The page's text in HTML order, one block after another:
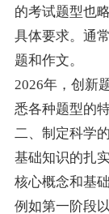
的考试题型也
具体要求。通
题和作文。
2026年，创新
悉各种题型的
二、制定科学
基础知识的扎
核心概念和基
例如第一阶段